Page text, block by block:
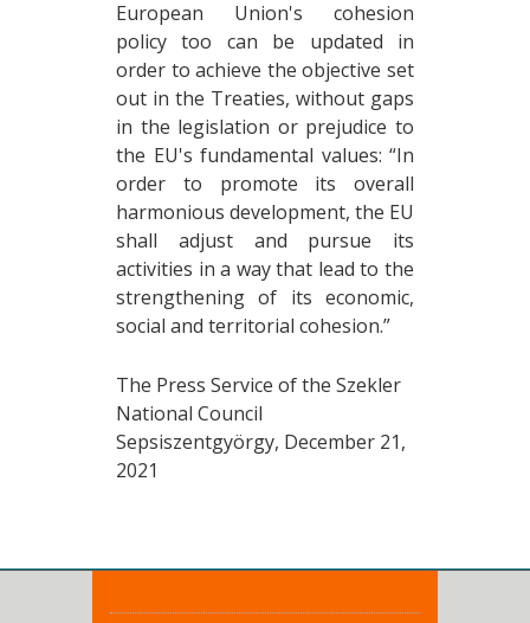
European Union's cohesion
policy too can be updated in
order to achieve the objective set
out in the Treaties, without gaps
in the legislation or prejudice to
the EU's fundamental values: “In
order to promote its overall
harmonious development, the EU
shall adjust and pursue its
activities in a way that lead to the
strengthening of its economic,
social and territorial cohesion.”
The Press Service of the Szekler
National Council
Sepsiszentgyörgy, December 21,
2021